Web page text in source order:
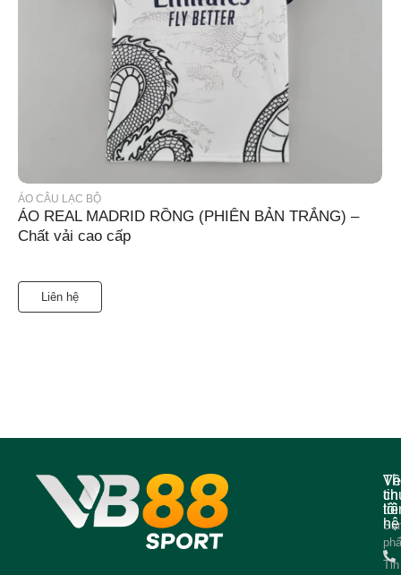
ÁO CÂU LẠC BỘ
ÁO REAL MADRID RỒNG (PHIÊN BẢN TRẮNG) –
Chất vải cao cấp
Liên hệ
Về
tôi
Tin
tin
hệ